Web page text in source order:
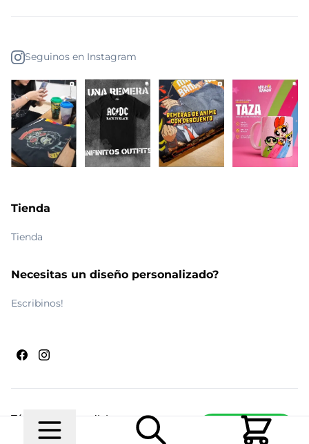
Escribinos
Seguinos en Instagram
Tienda
Tienda
Necesitas un diseño personalizado?
Escribinos!
© 2026 Maldito RamónRealizado por Ecwid de
Términos y condiciones